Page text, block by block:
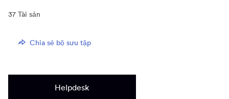
37 Tài sản
Chia sẻ bộ sưu tập
Helpdesk